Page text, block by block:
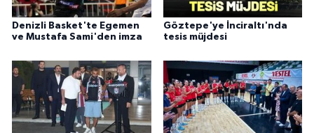
Denizli Basket'te Egemen
ve Mustafa Sami'den imza
Göztepe'ye İnciraltı'nda
tesis müjdesi